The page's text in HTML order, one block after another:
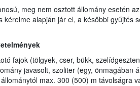
meg nem osztott állomány esetén
kérelme alapján jár el, a későbbi gyűjtés
fajok (tölgyek, cser, bükk,
javasolt, szoliter (egy, önmagában
max. 300 (500) m távolságra